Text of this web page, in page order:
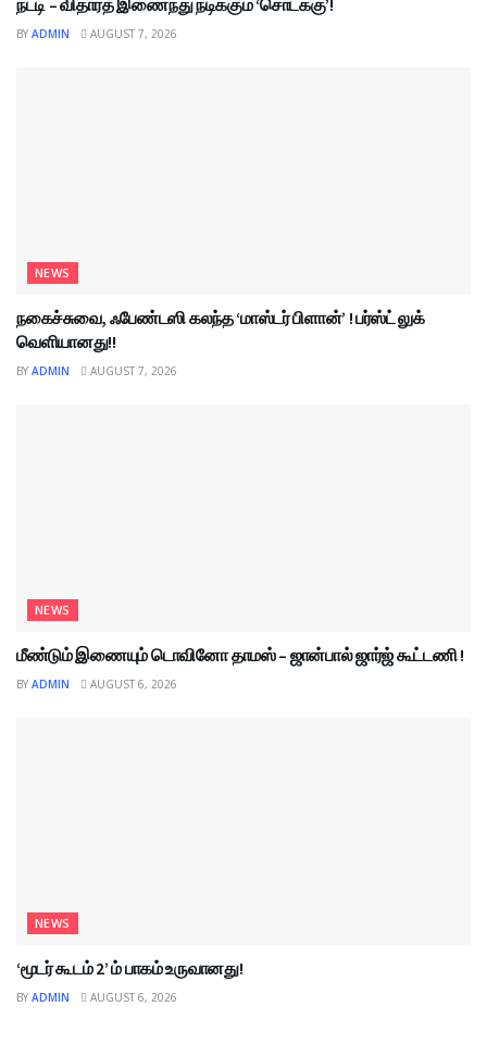
நட்டி – விதார்த் இணைந்து நடிக்கும் ‘சொடக்கு’!
BY ADMIN AUGUST 7, 2026
NEWS
நகைச்சுவை, ஃபேண்டஸி கலந்த ‘மாஸ்டர் பிளான்’ ! பர்ஸ்ட் லுக்
வெளியானது!!
BY ADMIN AUGUST 7, 2026
NEWS
மீண்டும் இணையும் டொவினோ தாமஸ் – ஜான்பால் ஜார்ஜ் கூட்டணி !
BY ADMIN AUGUST 6, 2026
NEWS
‘மூடர் கூடம் 2’ ம் பாகம் உருவானது!
BY ADMIN AUGUST 6, 2026